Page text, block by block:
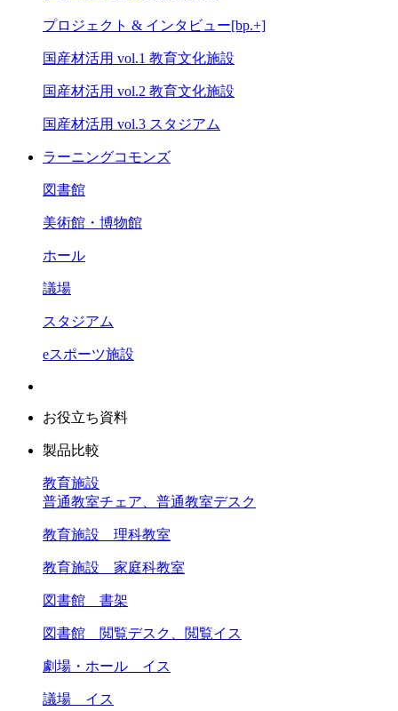
プロジェクト & インタビュー[bp.+]
国産材活用 vol.1 教育文化施設
国産材活用 vol.2 教育文化施設
国産材活用 vol.3 スタジアム
ラーニングコモンズ
図書館
美術館・博物館
ホール
議場
スタジアム
eスポーツ施設
お役立ち資料
製品比較
教育施設
普通教室チェア、普通教室デスク
教育施設 理科教室
教育施設 家庭科教室
図書館 書架
図書館 閲覧デスク、閲覧イス
劇場・ホール イス
議場 イス